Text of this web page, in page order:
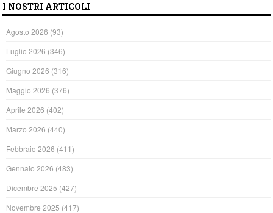
I NOSTRI ARTICOLI
Agosto 2026 (93)
Luglio 2026 (346)
Giugno 2026 (316)
Maggio 2026 (376)
Aprile 2026 (402)
Marzo 2026 (440)
Febbraio 2026 (411)
Gennaio 2026 (483)
Dicembre 2025 (427)
Novembre 2025 (417)